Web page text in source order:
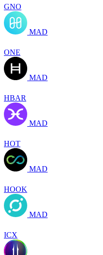
GNO
MAD
ONE
MAD
HBAR
MAD
HOT
MAD
HOOK
MAD
ICX